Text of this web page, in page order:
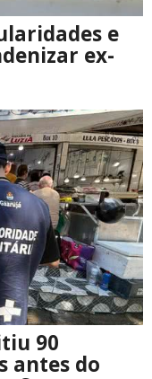
e
ex-
90
antes do